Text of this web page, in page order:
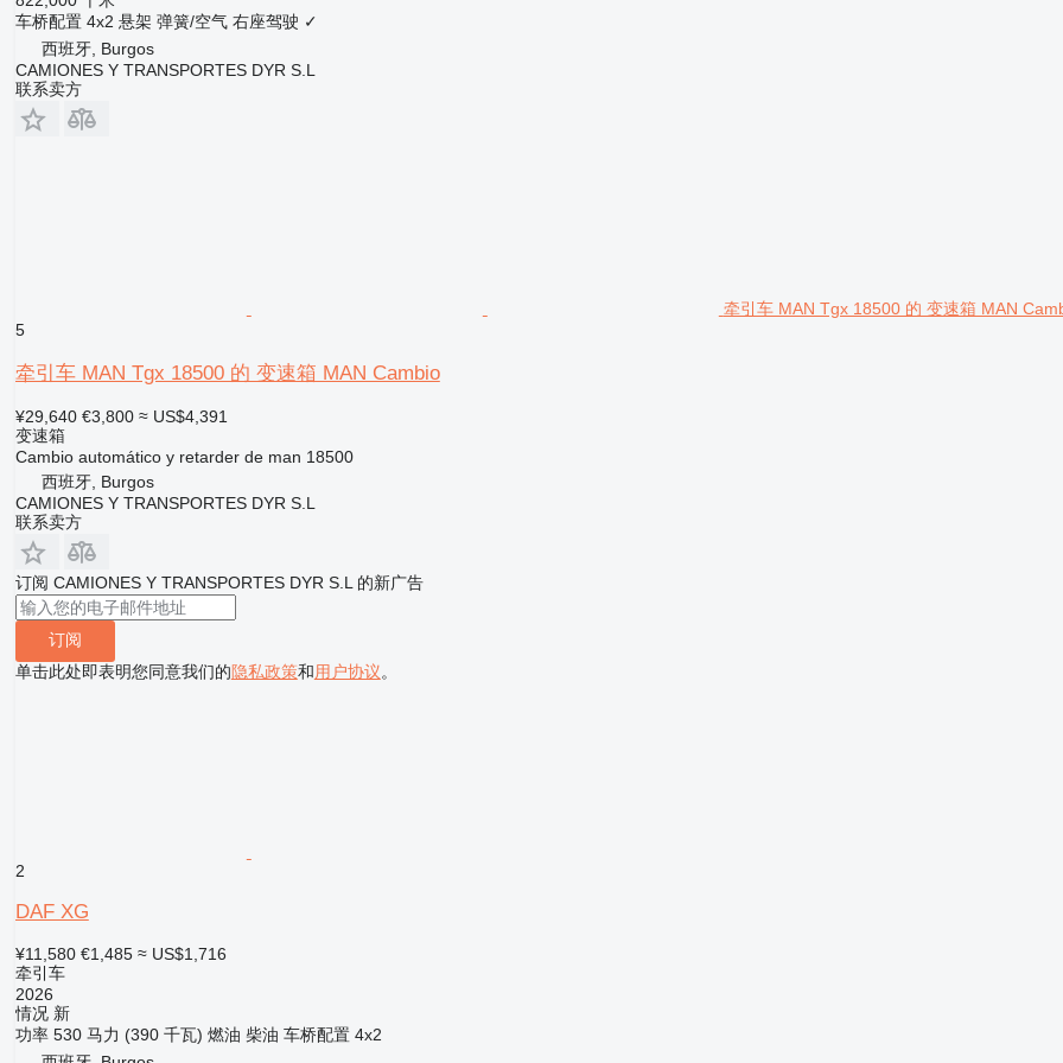
车桥配置 4x2 悬架 弹簧/空气 右座驾驶 ✓
西班牙, Burgos
CAMIONES Y TRANSPORTES DYR S.L
联系卖方
牵引车 MAN Tgx 18500 的 变速箱 MAN
5
牵引车 MAN Tgx 18500 的 变速箱 MAN Cambio
¥29,640 €3,800 ≈ US$4,391
变速箱
Cambio automático y retarder de man 18500
西班牙, Burgos
CAMIONES Y TRANSPORTES DYR S.L
联系卖方
订阅 CAMIONES Y TRANSPORTES DYR S.L 的新广告
订阅
单击此处即表明您同意我们的隐私政策和用户协议。
2
DAF XG
¥11,580 €1,485 ≈ US$1,716
牵引车
2026
情况新
功率 530 马力 (390 千瓦) 燃油 柴油 车桥配置 4x2